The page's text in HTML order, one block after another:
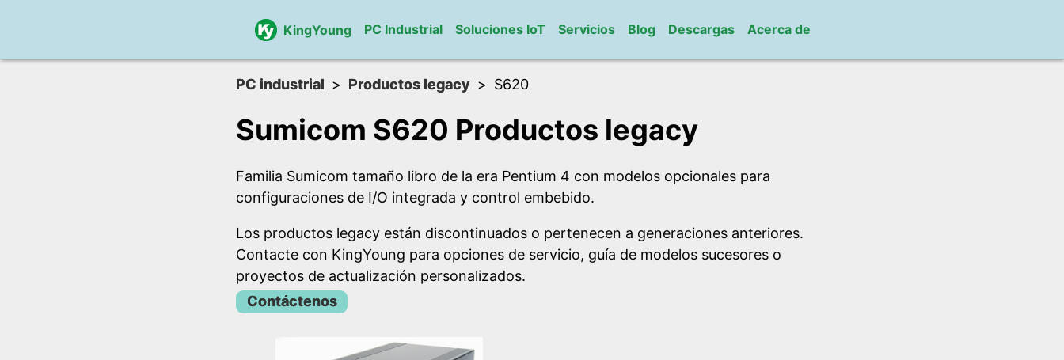
KingYoung PC Industrial Soluciones IoT Servicios Blog Descargas Acerca de
PC industrial Productos legacy S620
Sumicom S620 Productos legacy
Familia Sumicom tamaño libro de la era Pentium 4 con modelos opcionales para
configuraciones de I/O integrada y control embebido.
Los productos legacy están discontinuados o pertenecen a generaciones anteriores.
Contacte con KingYoung para opciones de servicio, guía de modelos sucesores o
proyectos de actualización personalizados.
Contáctenos